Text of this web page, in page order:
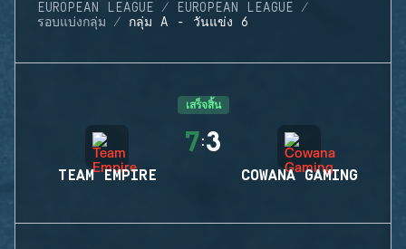
EUROPEAN LEAGUE
EUROPEAN LEAGUE
รอบแบ่งกลุ่ม
กลุ่ม A - วันแข่ง 6
เสร็จสิ้น
TEAM EMPIRE
7:3
COWANA GAMING